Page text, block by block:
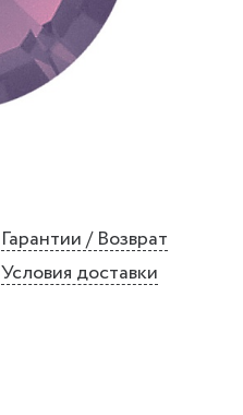
Гарантии / Возврат
Условия доставки